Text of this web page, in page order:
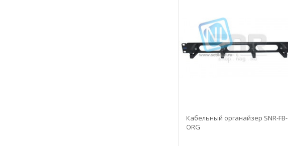
Кабельный органайзер SNR-FB-
ORG